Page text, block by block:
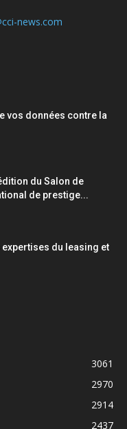
news.com
vos données contre la
du Salon de
de prestige...
expertises du leasing et
3061
2970
2914
2437